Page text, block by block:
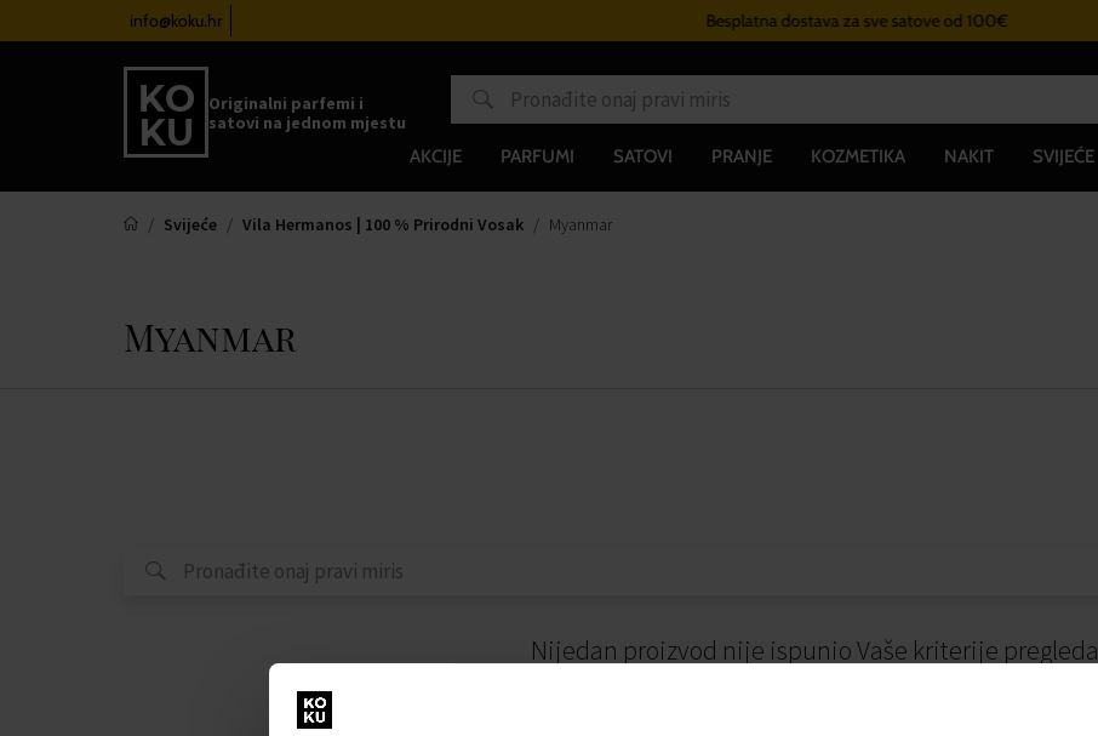
info@koku.hr Besplatna dostava za sve satove od 100€
Originalni parfemi i
satovi na jednom mjestu
AKCIJE PARFUMI SATOVI PRANJE KOZMETIKA NAKIT SVIJEĆE
Svijeće Vila Hermanos | 100 % Prirodni Vosak Myanmar
Myanmar
Nijedan proizvod nije ispunio Vaše kriterije pregleda